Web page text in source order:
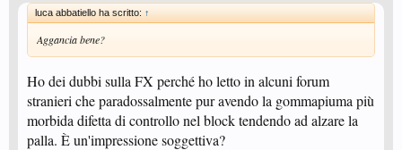
luca abbatiello ha scritto: ↑
Aggancia bene?
Ho dei dubbi sulla FX perché ho letto in alcuni forum
stranieri che paradossalmente pur avendo la gommapiuma più
morbida difetta di controllo nel block tendendo ad alzare la
palla. È un'impressione soggettiva?